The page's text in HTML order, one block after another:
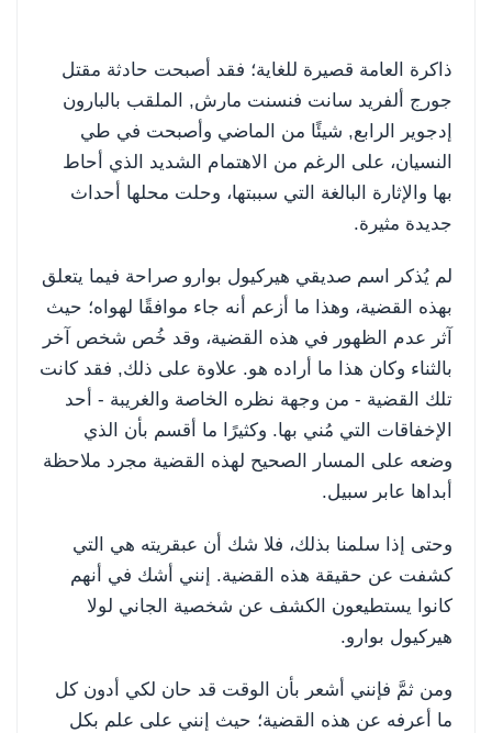
ذاكرة العامة قصيرة للغاية؛ فقد أصبحت حادثة مقتل
جورج ألفريد سانت فنسنت مارش, الملقب بالبارون
إدجوير الرابع, شيئًا من الماضي وأصبحت في طي
النسيان، على الرغم من الاهتمام الشديد الذي أحاط
بها والإثارة البالغة التي سببتها، وحلت محلها أحداث
جديدة مثيرة.
لم يُذكر اسم صديقي هيركيول بوارو صراحة فيما يتعلق
بهذه القضية، وهذا ما أزعم أنه جاء موافقًا لهواه؛ حيث
آثر عدم الظهور في هذه القضية، وقد خُص شخص آخر
بالثناء وكان هذا ما أراده هو. علاوة على ذلك, فقد كانت
تلك القضية - من وجهة نظره الخاصة والغريبة - أحد
الإخفاقات التي مُني بها. وكثيرًا ما أقسم بأن الذي
وضعه على المسار الصحيح لهذه القضية مجرد ملاحظة
أبداها عابر سبيل.
وحتى إذا سلمنا بذلك، فلا شك أن عبقريته هي التي
كشفت عن حقيقة هذه القضية. إنني أشك في أنهم
كانوا يستطيعون الكشف عن شخصية الجاني لولا
هيركيول بوارو.
ومن ثمَّ فإنني أشعر بأن الوقت قد حان لكي أدون كل
ما أعرفه عن هذه القضية؛ حيث إنني على علم بكل